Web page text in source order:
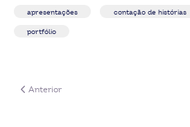
apresentações contação de histórias
portfólio
Artigo anterior: Destaques do Radar de
Anterior